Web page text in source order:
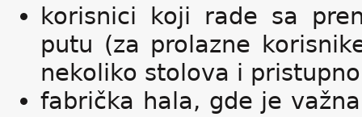
korisnici koji rade sa
putu (za prolazne
nekoliko stolova i
fabrička hala, gde je